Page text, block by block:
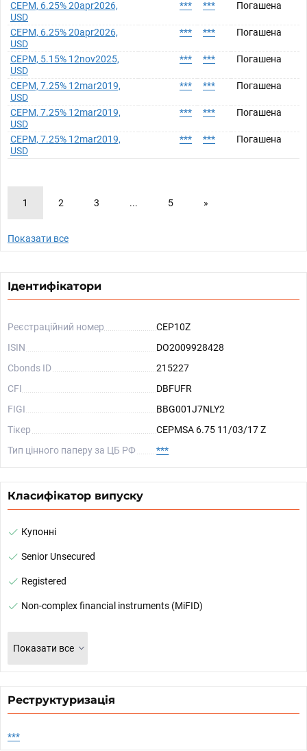
CEPM, 6.25% 20apr2026,
USD
*** *** Погашена
CEPM, 6.25% 20apr2026,
USD
*** *** Погашена
CEPM, 5.15% 12nov2025,
USD
*** *** Погашена
CEPM, 7.25% 12mar2019,
USD
*** *** Погашена
CEPM, 7.25% 12mar2019,
USD
*** *** Погашена
CEPM, 7.25% 12mar2019,
USD
*** *** Погашена
1 2 3 ... 5 »
Показати все
Ідентифікатори
Реєстраційний номер
CEP10Z
ISIN
DO2009928428
Cbonds ID
215227
CFI
DBFUFR
FIGI
BBG001J7NLY2
Тікер
CEPMSA 6.75 11/03/17 Z
Тип цінного паперу за ЦБ РФ
***
Класифікатор випуску
Купонні
Senior Unsecured
Registered
Non-complex financial instruments (MiFID)
Показати все
Реструктуризація
***